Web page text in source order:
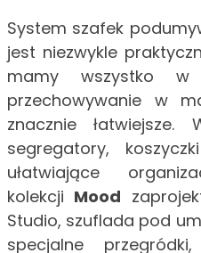
System szafek
jest niezwykle
mamy wszystko
przechowywanie w
znacznie
segregatory,
ułatwiające
kolekcji Mood
Studio, szuflada pod
specjalne